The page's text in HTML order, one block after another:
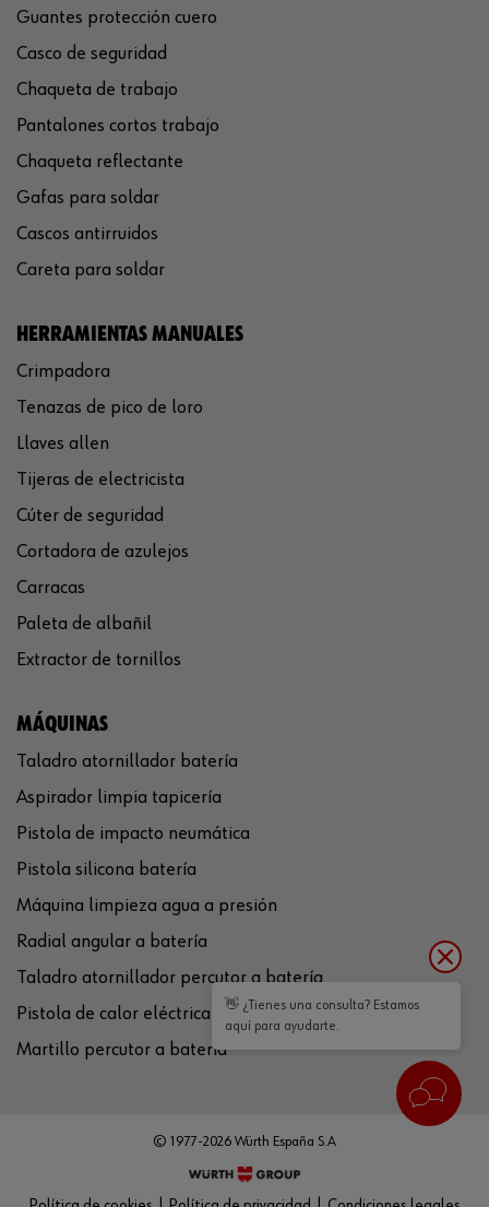
Guantes protección cuero
Casco de seguridad
Chaqueta de trabajo
Pantalones cortos trabajo
Chaqueta reflectante
Gafas para soldar
Cascos antirruidos
Careta para soldar
HERRAMIENTAS MANUALES
Crimpadora
Tenazas de pico de loro
Llaves allen
Tijeras de electricista
Cúter de seguridad
Cortadora de azulejos
Carracas
Paleta de albañil
Extractor de tornillos
MÁQUINAS
Taladro atornillador batería
Aspirador limpia tapicería
Pistola de impacto neumática
Pistola silicona batería
Máquina limpieza agua a presión
Radial angular a batería
Taladro atornillador percutor a batería
Pistola de calor eléctrica
Martillo percutor a batería
© 1977-2026 Würth España S.A
👋 ¿Tienes una consulta? Estamos
aquí para ayudarte.